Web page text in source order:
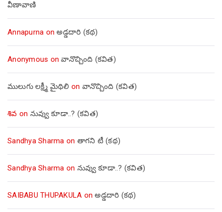
వీణావాణి
Annapurna onఅడ్డదారి (కథ)
Anonymous onవానొచ్చింది (కవిత)
ములుగు లక్ష్మీ మైథిలి on వానొచ్చింది (కవిత)
శివ on నువ్వు కూడా..? (కవిత)
Sandhya Sharma on తాగని టీ (కథ)
Sandhya Sharma on నువ్వు కూడా..? (కవిత)
SAIBABU THUPAKULA onఅడ్డదారి (కథ)